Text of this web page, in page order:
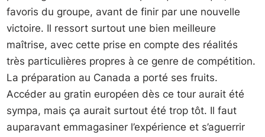
favoris du groupe, avant de finir par une nouvelle
victoire. Il ressort surtout une bien meilleure
maîtrise, avec cette prise en compte des réalités
très particulières propres à ce genre de compétition.
La préparation au Canada a porté ses fruits.
Accéder au gratin européen dès ce tour aurait été
sympa, mais ça aurait surtout été trop tôt. Il faut
auparavant emmagasiner l’expérience et s’aguerrir